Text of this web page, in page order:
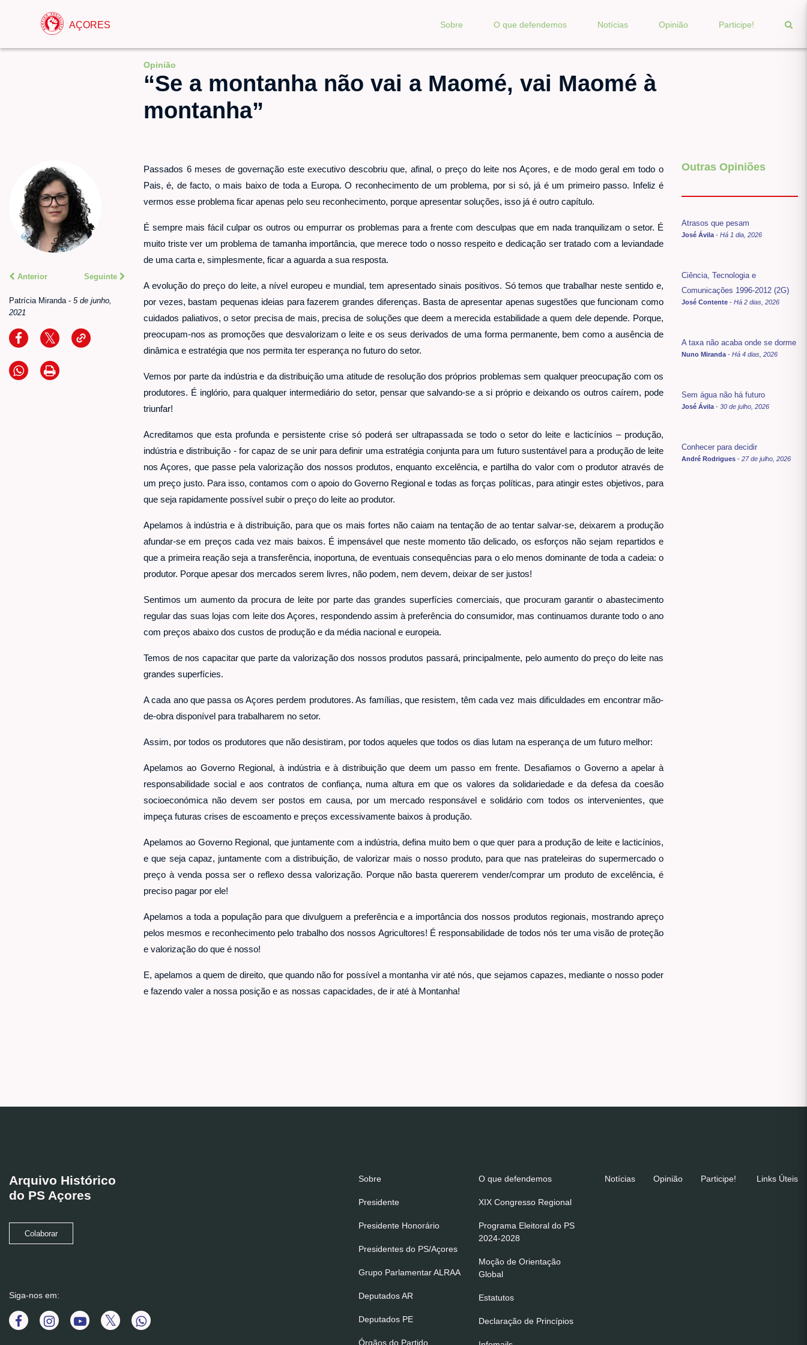
AÇORES Sobre O que defendemos Notícias Opinião Participe!
Opinião
“Se a montanha não vai a Maomé, vai Maomé à
montanha”
Anterior Seguinte
Patrícia Miranda- 5 de junho,
2021
Passados 6 meses de governação este executivo descobriu que, afinal, o preço do leite nos Açores, e de modo geral em todo o
Pais, é, de facto, o mais baixo de toda a Europa. O reconhecimento de um problema, por si só, já é um primeiro passo. Infeliz é
vermos esse problema ficar apenas pelo seu reconhecimento, porque apresentar soluções, isso já é outro capítulo.
É sempre mais fácil culpar os outros ou empurrar os problemas para a frente com desculpas que em nada tranquilizam o setor. É
muito triste ver um problema de tamanha importância, que merece todo o nosso respeito e dedicação ser tratado com a leviandade
de uma carta e, simplesmente, ficar a aguarda a sua resposta.
A evolução do preço do leite, a nível europeu e mundial, tem apresentado sinais positivos. Só temos que trabalhar neste sentido e,
por vezes, bastam pequenas ideias para fazerem grandes diferenças. Basta de apresentar apenas sugestões que funcionam como
cuidados paliativos, o setor precisa de mais, precisa de soluções que deem a merecida estabilidade a quem dele depende. Porque,
preocupam-nos as promoções que desvalorizam o leite e os seus derivados de uma forma permanente, bem como a ausência de
dinâmica e estratégia que nos permita ter esperança no futuro do setor.
Vemos por parte da indústria e da distribuição uma atitude de resolução dos próprios problemas sem qualquer preocupação com os
produtores. É inglório, para qualquer intermediário do setor, pensar que salvando-se a si próprio e deixando os outros caírem, pode
triunfar!
Acreditamos que esta profunda e persistente crise só poderá ser ultrapassada se todo o setor do leite e lacticínios – produção,
indústria e distribuição - for capaz de se unir para definir uma estratégia conjunta para um futuro sustentável para a produção de leite
nos Açores, que passe pela valorização dos nossos produtos, enquanto excelência, e partilha do valor com o produtor através de
um preço justo. Para isso, contamos com o apoio do Governo Regional e todas as forças políticas, para atingir estes objetivos, para
que seja rapidamente possível subir o preço do leite ao produtor.
Apelamos à indústria e à distribuição, para que os mais fortes não caiam na tentação de ao tentar salvar-se, deixarem a produção
afundar-se em preços cada vez mais baixos. É impensável que neste momento tão delicado, os esforços não sejam repartidos e
que a primeira reação seja a transferência, inoportuna, de eventuais consequências para o elo menos dominante de toda a cadeia: o
produtor. Porque apesar dos mercados serem livres, não podem, nem devem, deixar de ser justos!
Sentimos um aumento da procura de leite por parte das grandes superfícies comerciais, que procuram garantir o abastecimento
regular das suas lojas com leite dos Açores, respondendo assim à preferência do consumidor, mas continuamos durante todo o ano
com preços abaixo dos custos de produção e da média nacional e europeia.
Temos de nos capacitar que parte da valorização dos nossos produtos passará, principalmente, pelo aumento do preço do leite nas
grandes superfícies.
A cada ano que passa os Açores perdem produtores. As famílias, que resistem, têm cada vez mais dificuldades em encontrar mão-
de-obra disponível para trabalharem no setor.
Assim, por todos os produtores que não desistiram, por todos aqueles que todos os dias lutam na esperança de um futuro melhor:
Apelamos ao Governo Regional, à indústria e à distribuição que deem um passo em frente. Desafiamos o Governo a apelar à
responsabilidade social e aos contratos de confiança, numaaltura em que os valores da solidariedade e da defesa da coesão
socioeconómica não devem ser postos em causa, por um mercado responsável e solidário com todos os intervenientes, que
impeça futuras crises de escoamento e preços excessivamente baixos à produção.
Apelamos ao Governo Regional, que juntamente com a indústria, defina muito bem o que quer para a produção de leite e lacticínios,
e que seja capaz, juntamente com a distribuição, de valorizar mais o nosso produto, para que nas prateleiras do supermercado o
preço à venda possa ser o reflexo dessa valorização. Porque não basta quererem vender/comprar um produto de excelência, é
preciso pagar por ele!
Apelamos a toda a população para que divulguem a preferência e a importância dos nossos produtos regionais, mostrando apreço
pelos mesmos e reconhecimento pelo trabalho dos nossos Agricultores! É responsabilidade de todos nós ter uma visão de proteção
e valorização do que é nosso!
E, apelamos a quem de direito, que quando não for possível a montanha vir até nós, que sejamos capazes, mediante o nosso poder
e fazendo valer a nossa posição e as nossas capacidades, de ir até à Montanha!
Outras Opiniões
Atrasos que pesam
José Ávila - Há 1 dia, 2026
Ciência, Tecnologia e
Comunicações 1996-2012 (2G)
José Contente - Há 2 dias, 2026
A taxa não acaba onde se dorme
Nuno Miranda - Há 4 dias, 2026
Sem água não há futuro
José Ávila - 30 de julho, 2026
Conhecer para decidir
André Rodrigues - 27 de julho, 2026
Arquivo Histórico
do PS Açores
Colaborar
Siga-nos em:
Sobre
Presidente
Presidente Honorário
Presidentes do PS/Açores
Grupo Parlamentar ALRAA
Deputados AR
Deputados PE
Órgãos do Partido
O que defendemos
XIX Congresso Regional
Programa Eleitoral do PS
2024-2028
Moção de Orientação
Global
Estatutos
Declaração de Princípios
Notícias Opinião Participe! Links Úteis